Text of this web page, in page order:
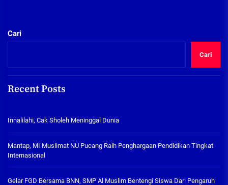
Cari
Cari
Recent Posts
Innalilahi, Cak Sholeh Meninggal Dunia
Mantap, MI Muslimat NU Pucang Raih Penghargaan Pendidikan Tingkat
Internasional
Gelar FGD Bersama BNN, SMP Al Muslim Bentengi Siswa Dari Pengaruh